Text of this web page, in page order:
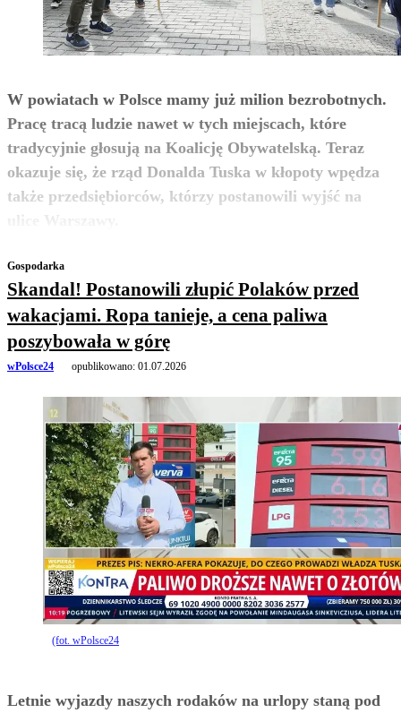
W powiatach w Polsce mamy już milion bezrobotnych.
Pracę tracą ludzie nawet w tych miejscach, które
tradycyjnie głosują na Koalicję Obywatelską. Teraz
okazuje się, że rząd Donalda Tuska w kłopoty wpędza
także przedsiębiorców, którzy postanowili wyjść na
zobacz więcej
Gospodarka
Skandal! Postanowili złupić Polaków przed
wakacjami. Ropa tanieje, a cena paliwa
poszybowała w górę
wPolsce24 opublikowano: 01.07.2026
(fot. wPolsce24
Letnie wyjazdy naszych rodaków na urlopy staną pod